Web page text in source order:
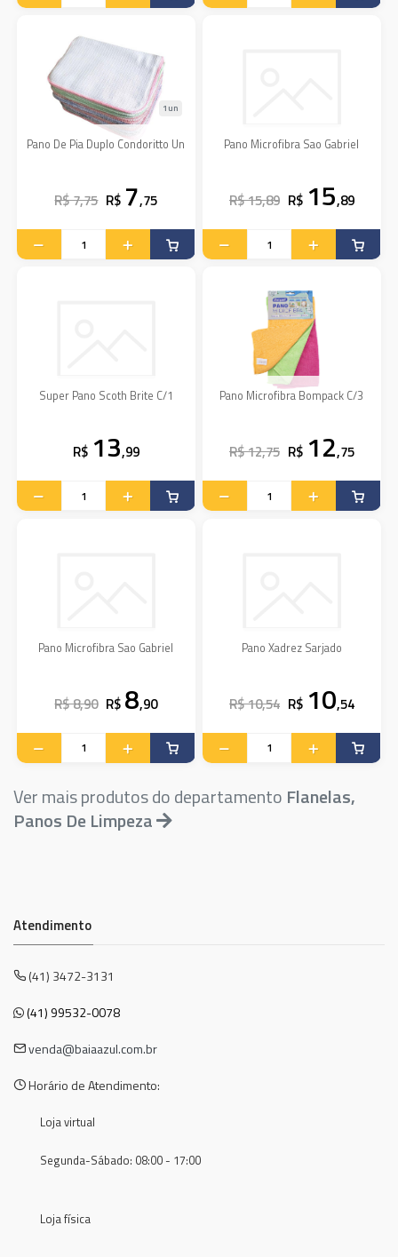
Pano De Pia Duplo Condoritto Un
1un
R$ 7,75 R$ 7,75
Pano Microfibra Sao Gabriel
R$ 15,89 R$ 15,89
Super Pano Scoth Brite C/1
R$ 13,99
Pano Microfibra Bompack C/3
R$ 12,75 R$ 12,75
Pano Microfibra Sao Gabriel
R$ 8,90 R$ 8,90
Pano Xadrez Sarjado
R$ 10,54 R$ 10,54
Ver mais produtos do departamento Flanelas,
Panos De Limpeza
Atendimento
(41) 3472-3131
(41) 99532-0078
venda@baiaazul.com.br
Horário de Atendimento:
Loja virtual
Segunda-Sábado: 08:00 - 17:00
Loja física